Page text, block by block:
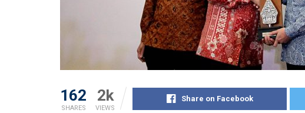
162
SHARES
2k
VIEWS
Share on Facebook